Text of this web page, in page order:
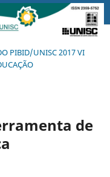
PIBID/UNISC 2017 VI
de